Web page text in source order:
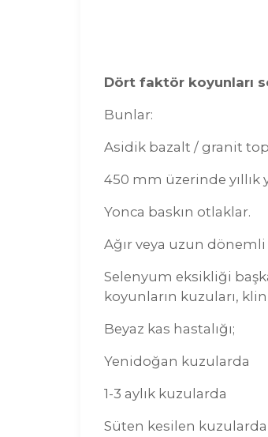
Dört faktör koyunları
Bunlar:
Asidik bazalt / granit
450 mm üzerinde yıllık
Yonca baskın otlaklar.
Ağır veya uzun
Selenyum eksikliği
koyunların kuzuları,
Beyaz kas hastalığı;
Yenidoğan kuzularda
1-3 aylık kuzularda
Süten kesilen